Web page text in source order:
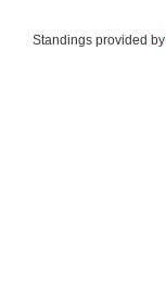
Standings provided by